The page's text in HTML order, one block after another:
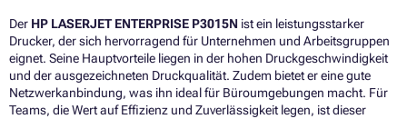
Der HP LASERJET ENTERPRISE P3015N ist ein leistungsstarker
Drucker, der sich hervorragend für Unternehmen und Arbeitsgruppen
eignet. Seine Hauptvorteile liegen in der hohen Druckgeschwindigkeit
und der ausgezeichneten Druckqualität. Zudem bietet er eine gute
Netzwerkanbindung, was ihn ideal für Büroumgebungen macht. Für
Teams, die Wert auf Effizienz und Zuverlässigkeit legen, ist dieser